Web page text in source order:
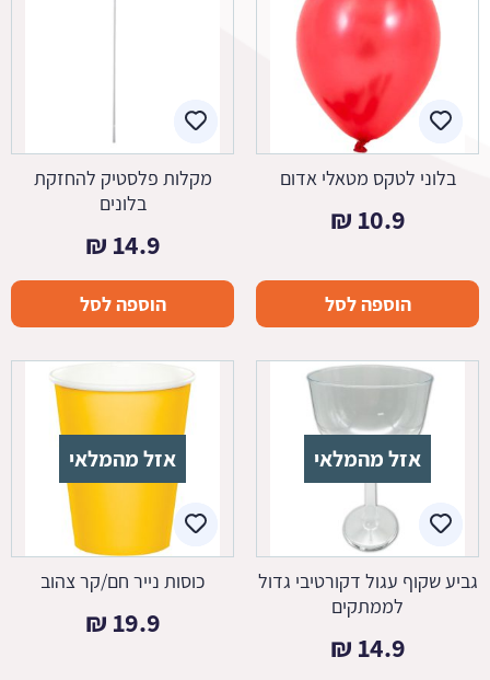
בלוני לטקס מטאלי אדום
10.9
₪
הוספה לסל
מקלות פלסטיק להחזקת
בלונים
14.9
₪
הוספה לסל
אזל מהמלאי
גביע שקוף עגול דקורטיבי גדול
לממתקים
14.9
₪
אזל מהמלאי
כוסות נייר חם/קר צהוב
19.9
₪